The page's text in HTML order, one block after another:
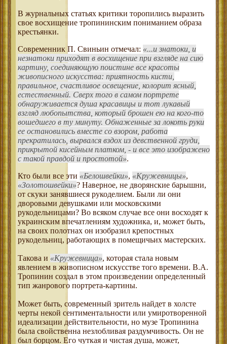
В журнальных статьях критики торопились выразить
свое восхищение тропининским пониманием образа
крестьянки.
Современник П. Свиньин отмечал:
...и знатоки, и
незнатоки приходят в восхищение при взгляде на сию
картину, соединяющую поистине все красоты
живописного искусства: приятность кисти,
правильное, счастливое освещение, колорит ясный,
естественный. Сверх того в самом портрете
обнаруживается душа красавицы и тот лукавый
взгляд любопытства, который брошен ею на кого-то
вошедшего в ту минуту. Обнаженные за локоть руки
ее остановились вместе со взором, работа
прекратилась, вырвался вздох из девственной груди,
прикрытой кисейным платком, - и все это изображено
с такой правдой и простотой .
Кто были все эти
Белошвейки , Кружевницы ,
Золотошвейки ? Наверное, не дворянские барышни,
от скуки занявшиеся рукоделием. Были ли они
дворовыми девушками или московскими
рукодельницами? Во всяком случае все они восходят к
украинским впечатлениям художника, и, может быть,
на своих полотнах он изобразил крепостных
рукодельниц, работающих в помещичьих мастерских.
Такова и Кружевница , которая стала новым
явлением в живописном искусстве того времени. В.А.
Тропинин создал в этом произведении определенный
тип жанрового портрета-картины.
Может быть, современный зритель найдет в холсте
черты некой сентиментальности или умиротворенной
идеализации действительности, но музе Тропинина
была свойственна незлобливая раздумчивость. Он не
был борцом. Его чуткая и чистая душа, может,